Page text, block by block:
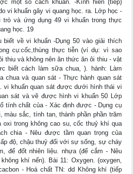
một số cách khuẩn. -Kính hiển (tiếp)
vi khuẩn gây vi quang học. ra. Lớp học -
trò và ứng dụng 49 vi khuẩn trong thực
học. 19
biết về vi khuẩn -Dụng 50 vào giải thích
cụ:cốc,thùng thực tiễn (ví dụ: vì sao
thiu và không nên ăn thức ăn ôi thiu - vật
biết cách làm sữa chua, ). hành: Làm
chua và quan sát - Thực hành quan sát
vi khuẩn quan sát được dưới hình thái vi
sát và vẽ được hình vi khuẩn 50 Lớp
tính chất của - Xác định được - Dụng cụ
màu sắc, tính tan, thành phần phần trăm
oxi trong không cao su, cốc thuỷ khí qua
chia - Nêu được tầm quan trọng của
độ, chậu thuỷ đối với sự sống, sự cháy
đế đốt nhiên liệu. nhựa (để cắm - Nêu
khí nến). Bài 11: Oxygen. (oxygen,
- Hoá chất TN: dd Không khí (tiếp